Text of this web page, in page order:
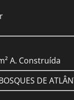
A. Construída
DE